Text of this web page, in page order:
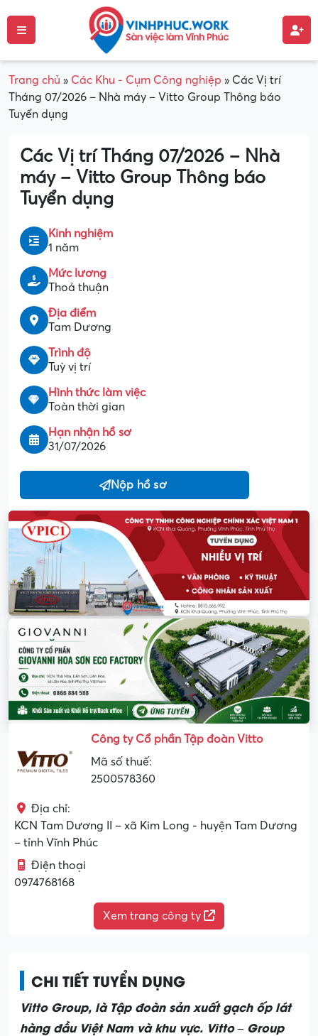
Trang chủ » Các Khu - Cụm Công nghiệp » Các Vị trí
Tháng 07/2026 – Nhà máy – Vitto Group Thông báo
Tuyển dụng
Các Vị trí Tháng 07/2026 – Nhà
máy – Vitto Group Thông báo
Tuyển dụng
Kinh nghiệm
1 năm
Mức lương
Thoả thuận
Địa điểm
Tam Dương
Trình độ
Tuỳ vị trí
Hình thức làm việc
Toàn thời gian
Hạn nhận hồ sơ
31/07/2026
Nộp hồ sơ
Công ty Cổ phần Tập đoàn Vitto
Mã số thuế:
2500578360
Địa chỉ:
KCN Tam Dương II – xã Kim Long - huyện Tam Dương
– tỉnh Vĩnh Phúc
Điện thoại
0974768168
Xem trang công ty
CHI TIẾT TUYỂN DỤNG
Vitto Group, là Tập đoàn sản xuất gạch ốp lát
hàng đầu Việt Nam và khu vực. Vitto – Group